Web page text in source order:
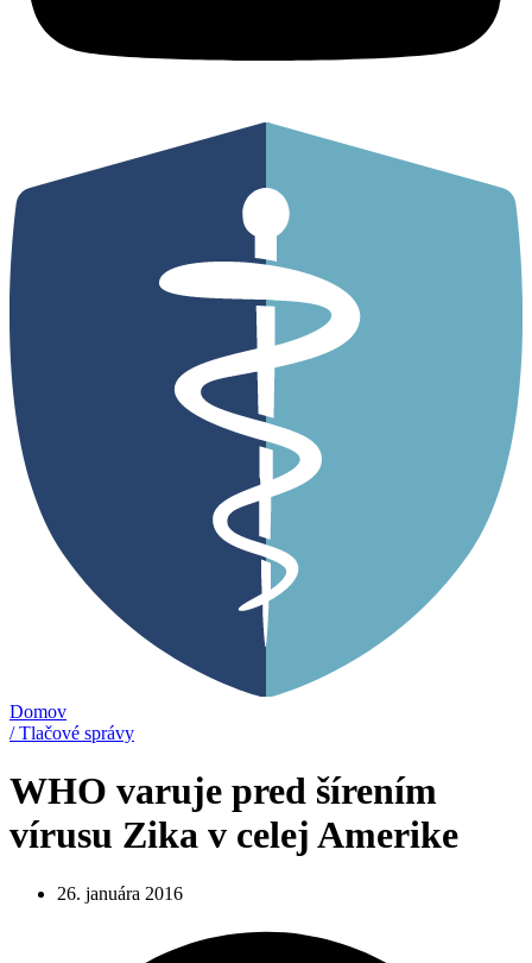
Domov
/ Tlačové správy
WHO varuje pred šírením
vírusu Zika v celej Amerike
26. januára 2016